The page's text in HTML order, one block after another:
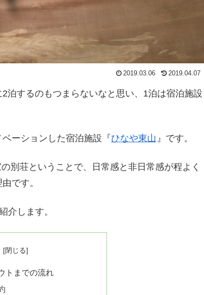
2019.03.06 2019.04.07
泊するのもつまらないなと思い、1泊は宿泊施設
ーションした宿泊施設『ひなや東山 』です。
別荘ということで、日常感と非日常感が程よく
です。
介します。
トまでの流れ